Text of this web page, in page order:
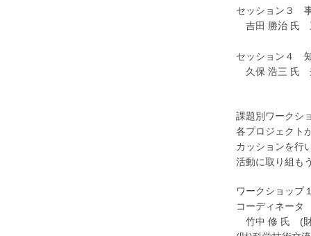
セッション３
吉田 勝治 氏
セッション４
久保 浩三 氏
課題別ワークシ
各プロジェクト
カッションを行
活動に取り組も
ワークショッ
コーディネー
竹中 修 氏 (財)